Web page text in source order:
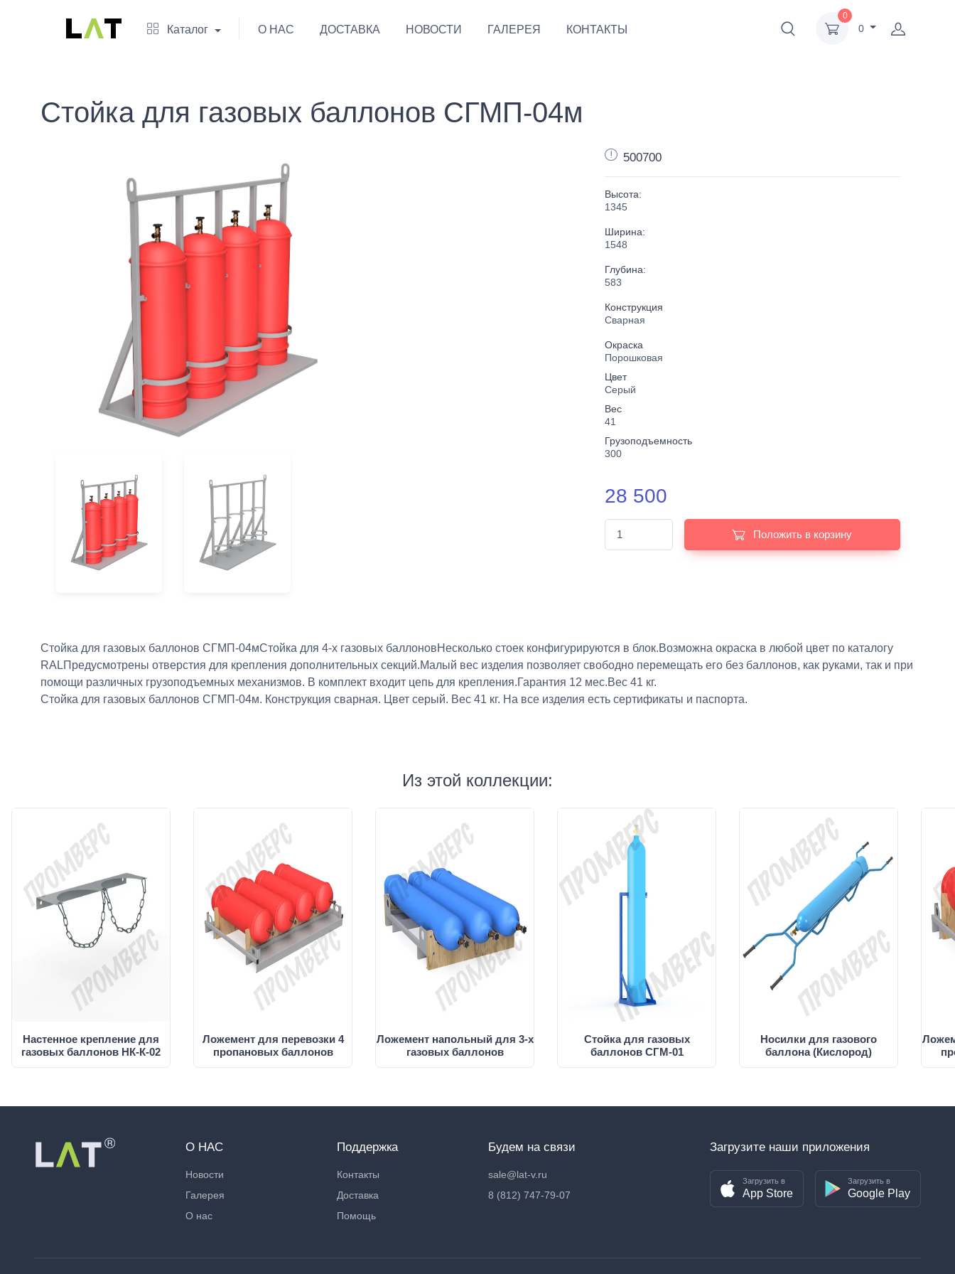
0
0
Каталог О НАС ДОСТАВКА НОВОСТИ ГАЛЕРЕЯ КОНТАКТЫ
Стойка для газовых баллонов СГМП-04м
500700
Высота:
1345
Ширина:
1548
Глубина:
583
Конструкция
Сварная
Окраска
Порошковая
Цвет
Серый
Вес
41
Грузоподъемность
300
28 500
Положить в корзину
Стойка для газовых баллонов СГМП-04мСтойка для 4-х газовых баллоновНесколько стоек конфигурируются в блок.Возможна окраска в любой цвет по каталогу
RALПредусмотрены отверстия для крепления дополнительных секций.Малый вес изделия позволяет свободно перемещать его без баллонов, как руками, так и при
помощи различных грузоподъемных механизмов. В комплект входит цепь для крепления.Гарантия 12 мес.Вес 41 кг.
Стойка для газовых баллонов СГМП-04м. Конструкция сварная. Цвет серый. Вес 41 кг. На все изделия есть сертификаты и паспорта.
Из этой коллекции:
Настенное крепление для
газовых баллонов НК-К-02
Ложемент для перевозки 4
пропановых баллонов
Ложемент напольный для 3-х
газовых баллонов
Стойка для газовых
баллонов СГМ-01
Носилки для газового
баллона (Кислород)
О НАС
Новости
Галерея
О нас
Поддержка
Контакты
Доставка
Помощь
Будем на связи
sale@lat-v.ru
8 (812) 747-79-07
Загрузите наши приложения
Загрузить в
App Store
Загрузить в
Google Play